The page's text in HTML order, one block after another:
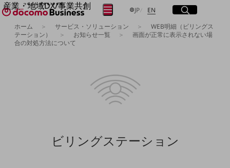
産業・地域DX/事業共創
OPEN HUB for Plural Futures
自律・分散・協調型社会の実現を目指し、
「社会可能性」を探究・実装する事業共創エコシステムです。
プレイヤー(カタリスト/パートナー企業)
Smart Education
JP日本語
EN Englishサイト内検索
開く
メニュー
開く
フリーワードを入力して探す
フリーワードでNTTドコモビジネスの
ホーム サービス・ソリューション
WEB明細（ビリングス
テーション）
お知らせ一覧
画面が正常に表示されない場
合の対処方法について
ビリングステーション